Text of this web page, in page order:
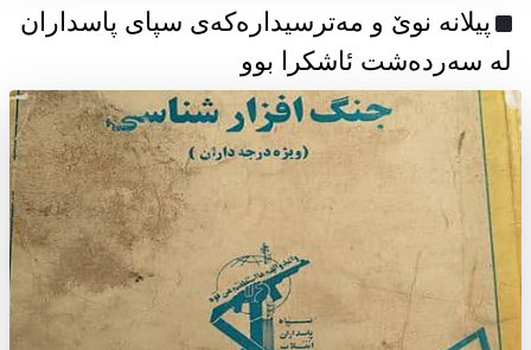
پیلانە نوێ و مەترسیدارەکەی سپای پاسداران
لە سەردەشت ئاشکرا بوو